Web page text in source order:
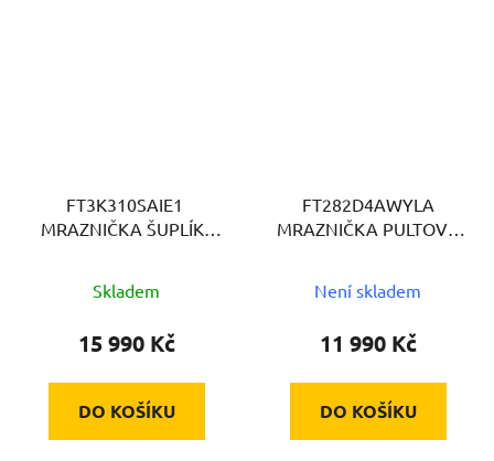
FT3K310SAIE1
MRAZNIČKA ŠUPLÍK..
Skladem
15 990 Kč
DO KOŠÍKU
FT282D4AWYLA
MRAZNIČKA PULTOVÁ
Není skladem
11 990 Kč
DO KOŠÍKU